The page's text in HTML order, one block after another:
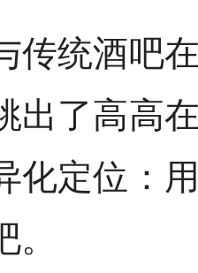
传统酒吧
出了高高
化定位：